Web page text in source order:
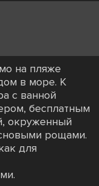
на пляже
в море. К
с ванной
бесплатным
окруженный
рощами.
для